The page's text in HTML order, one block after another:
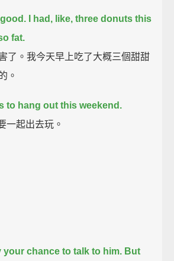
I had, like, three donuts this
fat.
了。我今天早上吃了大概三個甜甜
。
to hang out this weekend.
一起出去玩。
your chance to talk to him. But